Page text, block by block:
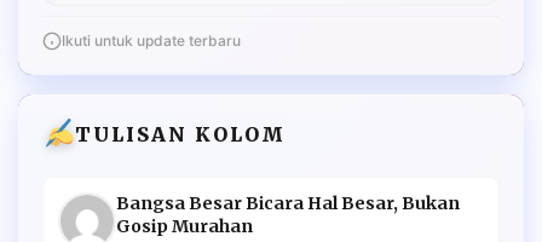
Ikuti untuk update terbaru
TULISAN KOLOM
Bangsa Besar Bicara Hal Besar, Bukan
Gosip Murahan